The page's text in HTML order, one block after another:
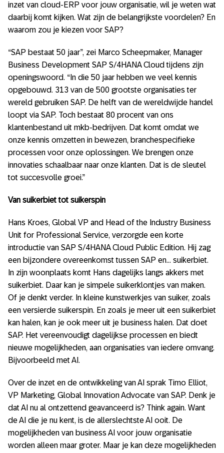
inzet van cloud-ERP voor jouw organisatie, wil je weten wat
daarbij komt kijken. Wat zijn de belangrijkste voordelen? En
waarom zou je kiezen voor SAP?
“SAP bestaat 50 jaar”, zei Marco Scheepmaker, Manager
Business Development SAP S/4HANA Cloud tijdens zijn
openingswoord. “In die 50 jaar hebben we veel kennis
opgebouwd. 313 van de 500 grootste organisaties ter
wereld gebruiken SAP. De helft van de wereldwijde handel
loopt via SAP. Toch bestaat 80 procent van ons
klantenbestand uit mkb-bedrijven. Dat komt omdat we
onze kennis omzetten in bewezen, branchespecifieke
processen voor onze oplossingen. We brengen onze
innovaties schaalbaar naar onze klanten. Dat is de sleutel
tot succesvolle groei.”
Van suikerbiet tot suikerspin
Hans Kroes, Global VP and Head of the Industry Business
Unit for Professional Service, verzorgde een korte
introductie van SAP S/4HANA Cloud Public Edition. Hij zag
een bijzondere overeenkomst tussen SAP en… suikerbiet.
In zijn woonplaats komt Hans dagelijks langs akkers met
suikerbiet. Daar kan je simpele suikerklontjes van maken.
Of je denkt verder. In kleine kunstwerkjes van suiker, zoals
een versierde suikerspin. En zoals je meer uit een suikerbiet
kan halen, kan je ook meer uit je business halen. Dat doet
SAP. Het vereenvoudigt dagelijkse processen en biedt
nieuwe mogelijkheden, aan organisaties van iedere omvang.
Bijvoorbeeld met AI.
Over de inzet en de ontwikkeling van AI sprak Timo Elliot,
VP Marketing, Global Innovation Advocate van SAP. Denk je
dat AI nu al ontzettend geavanceerd is? Think again. Want
de AI die je nu kent, is de allerslechtste AI ooit. De
mogelijkheden van business AI voor jouw organisatie
worden alleen maar groter. Maar je kan deze mogelijkheden